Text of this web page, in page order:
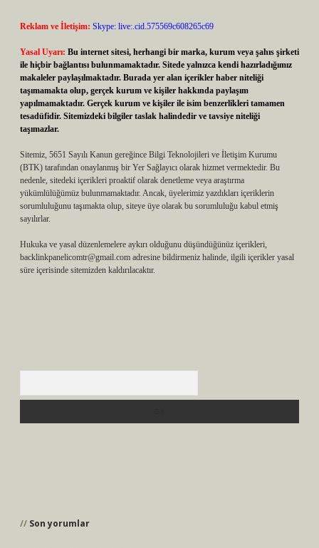
Reklam ve İletişim: Skype: live:.cid.575569c608265c69
Yasal Uyarı: Bu internet sitesi, herhangi bir marka, kurum veya şahıs şirketi
ile hiçbir bağlantısı bulunmamaktadır. Sitede yalnızca kendi hazırladığımız
makaleler paylaşılmaktadır. Burada yer alan içerikler haber niteliği
taşımamakta olup, gerçek kurum ve kişiler hakkında paylaşım
yapılmamaktadır. Gerçek kurum ve kişiler ile isim benzerlikleri tamamen
tesadüfidir. Sitemizdeki bilgiler taslak halindedir ve tavsiye niteliği
taşımazlar.
Sitemiz, 5651 Sayılı Kanun gereğince Bilgi Teknolojileri ve İletişim Kurumu
(BTK) tarafından onaylanmış bir Yer Sağlayıcı olarak hizmet vermektedir. Bu
nedenle, sitedeki içerikleri proaktif olarak denetleme veya araştırma
yükümlülüğümüz bulunmamaktadır. Ancak, üyelerimiz yazdıkları içeriklerin
sorumluluğunu taşımakta olup, siteye üye olarak bu sorumluluğu kabul etmiş
sayılırlar.
Hukuka ve yasal düzenlemelere aykırı olduğunu düşündüğünüz içerikleri,
backlinkpanelicomtr@gmail.com adresine bildirmeniz halinde, ilgili içerikler yasal
süre içerisinde sitemizden kaldırılacaktır.
Son yorumlar